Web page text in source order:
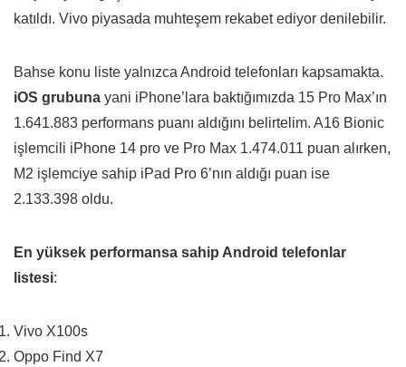
katıldı. Vivo piyasada muhteşem rekabet ediyor denilebilir.
Bahse konu liste yalnızca Android telefonları kapsamakta.
iOS grubuna yani iPhone’lara baktığımızda 15 Pro Max’ın
1.641.883 performans puanı aldığını belirtelim. A16 Bionic
işlemcili iPhone 14 pro ve Pro Max 1.474.011 puan alırken,
M2 işlemciye sahip iPad Pro 6’nın aldığı puan ise
2.133.398 oldu.
En yüksek performansa sahip Android telefonlar
listesi:
Vivo X100s
Oppo Find X7